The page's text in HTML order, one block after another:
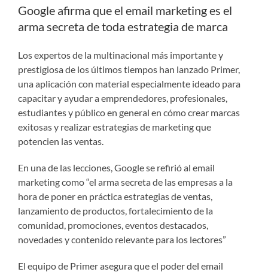
Soluciones & Servicios
Contáctanos
Google afirma que el email marketing es el
arma secreta de toda estrategia de marca
Los expertos de la multinacional más importante y
prestigiosa de los últimos tiempos han lanzado Primer,
una aplicación con material especialmente ideado para
capacitar y ayudar a emprendedores, profesionales,
estudiantes y público en general en cómo crear marcas
exitosas y realizar estrategias de marketing que
potencien las ventas.
En una de las lecciones, Google se refirió al email
marketing como “el arma secreta de las empresas a la
hora de poner en práctica estrategias de ventas,
lanzamiento de productos, fortalecimiento de la
comunidad, promociones, eventos destacados,
novedades y contenido relevante para los lectores”
El equipo de Primer asegura que el poder del email